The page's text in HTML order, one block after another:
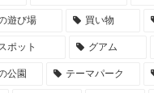
遊び場 買い物
ポット グアム
公園 テーマパーク